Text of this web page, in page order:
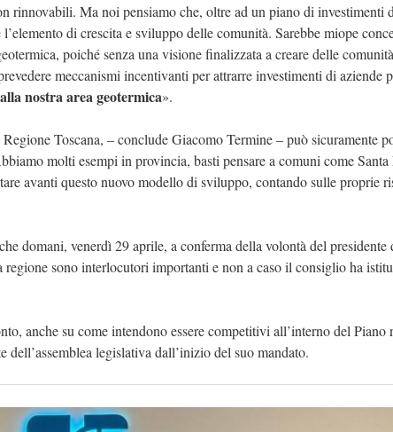
rinnovabili. Ma noi pensiamo che, oltre ad un piano di investimenti
di crescita e sviluppo delle comunità. Sarebbe miope
poiché senza una visione finalizzata a creare delle
meccanismi incentivanti per attrarre investimenti di aziende
nostra area geotermica».
Toscana, – conclude Giacomo Termine – può sicuramente
molti esempi in provincia, basti pensare a comuni come Santa
avanti questo nuovo modello di sviluppo, contando sulle proprie
domani, venerdì 29 aprile, a conferma della volontà del presidente
sono interlocutori importanti e non a caso il consiglio ha
anche su come intendono essere competitivi all’interno del Piano
legislativa dall’inizio del suo mandato.